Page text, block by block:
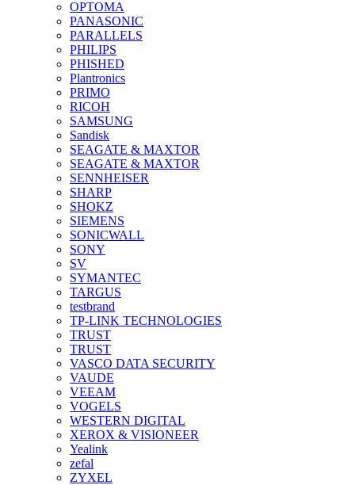
OPTOMA
PANASONIC
PARALLELS
PHILIPS
PHISHED
Plantronics
PRIMO
RICOH
SAMSUNG
Sandisk
SEAGATE & MAXTOR
SEAGATE & MAXTOR
SENNHEISER
SHARP
SHOKZ
SIEMENS
SONICWALL
SONY
SV
SYMANTEC
TARGUS
testbrand
TP-LINK TECHNOLOGIES
TRUST
TRUST
VASCO DATA SECURITY
VAUDE
VEEAM
VOGELS
WESTERN DIGITAL
XEROX & VISIONEER
Yealink
zefal
ZYXEL